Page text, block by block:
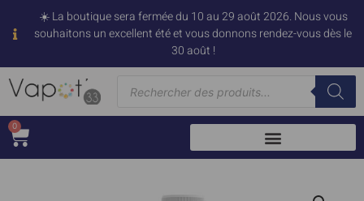
☀️ La boutique sera fermée du 10 au 29 août 2026. Nous vous
souhaitons un excellent été et vous donnons rendez-vous dès le
30 août !
0